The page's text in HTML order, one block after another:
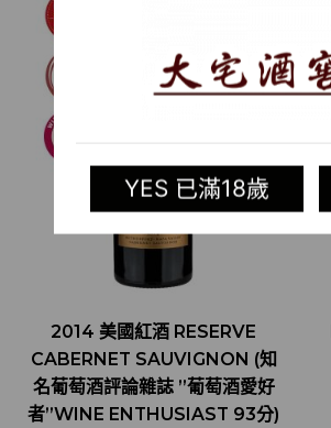
YES 已滿18歲
2014 美國紅酒 RESERVE
CABERNET SAUVIGNON (知
名葡萄酒評論雜誌 ”葡萄酒愛好
者”WINE ENTHUSIAST 93分)